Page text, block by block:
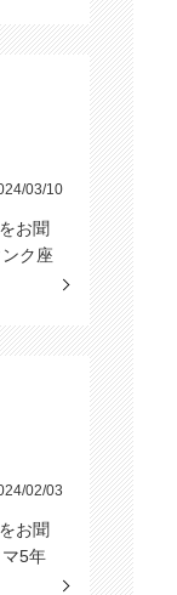
03/10
お聞
ク座
02/03
お聞
5年